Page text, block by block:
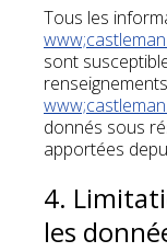
Tous les
sont
donnés sous
apportées
4.
les